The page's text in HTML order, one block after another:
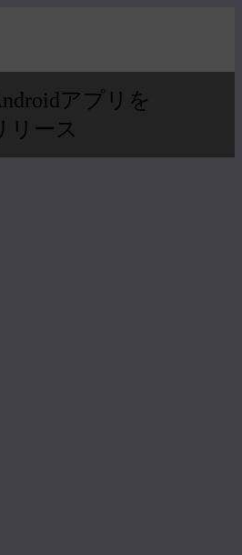
アプリを
リース